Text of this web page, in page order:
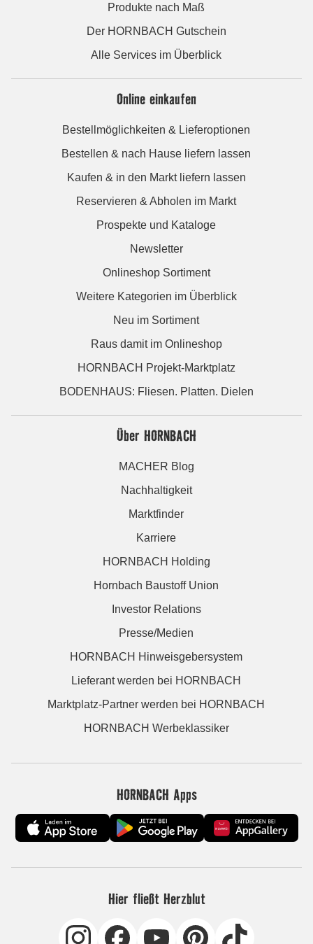
Produkte nach Maß
Der HORNBACH Gutschein
Alle Services im Überblick
Online einkaufen
Bestellmöglichkeiten & Lieferoptionen
Bestellen & nach Hause liefern lassen
Kaufen & in den Markt liefern lassen
Reservieren & Abholen im Markt
Prospekte und Kataloge
Newsletter
Onlineshop Sortiment
Weitere Kategorien im Überblick
Neu im Sortiment
Raus damit im Onlineshop
HORNBACH Projekt-Marktplatz
BODENHAUS: Fliesen. Platten. Dielen
Über HORNBACH
MACHER Blog
Nachhaltigkeit
Marktfinder
Karriere
HORNBACH Holding
Hornbach Baustoff Union
Investor Relations
Presse/Medien
HORNBACH Hinweisgebersystem
Lieferant werden bei HORNBACH
Marktplatz-Partner werden bei HORNBACH
HORNBACH Werbeklassiker
HORNBACH Apps
Hier fließt Herzblut